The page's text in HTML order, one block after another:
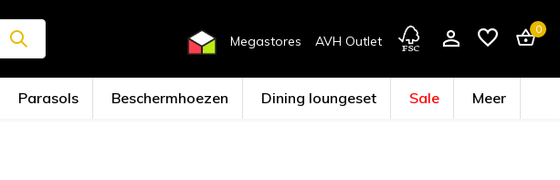
Megastores AVH Outlet
0
Parasols Beschermhoezen Dining loungeset Sale Meer